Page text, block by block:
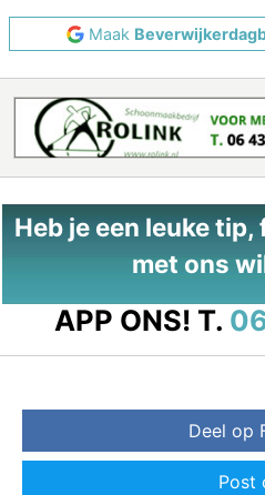
Maak
Heb je een leuke
met ons
APP ONS! T.
Deel op
Post